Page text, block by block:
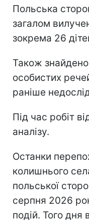
Польська
загалом
зокрема 26
Також
особистих
раніше
Під час робіт
аналізу.
Останки
колишнього
польської
серпня 2026
подій. Того дня